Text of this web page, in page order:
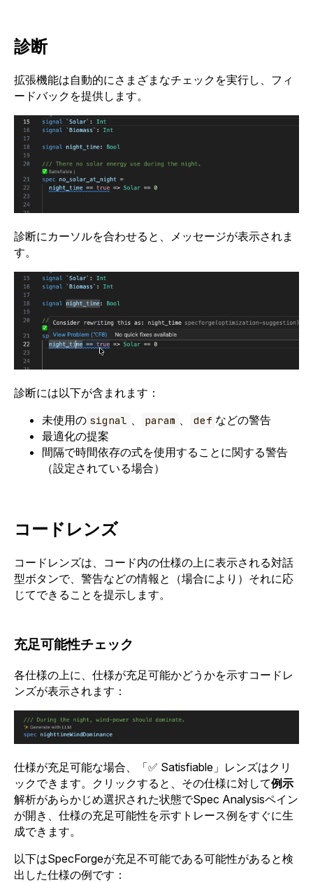
診断
拡張機能は自動的にさまざまなチェックを実行し、フィ
ードバックを提供します。
診断にカーソルを合わせると、メッセージが表示されま
す。
診断には以下が含まれます：
未使用の signal 、 param 、 def などの警告
最適化の提案
間隔で時間依存の式を使用することに関する警告
（設定されている場合）
コードレンズ
コードレンズは、コード内の仕様の上に表示される対話
型ボタンで、警告などの情報と（場合により）それに応
じてできることを提示します。
充足可能性チェック
各仕様の上に、仕様が充足可能かどうかを示すコードレ
ンズが表示されます：
仕様が充足可能な場合、「✅ Satisfiable」レンズはクリ
ックできます。クリックすると、その仕様に対して例示
解析があらかじめ選択された状態でSpec Analysisペイン
が開き、仕様の充足可能性を示すトレース例をすぐに生
成できます。
以下はSpecForgeが充足不可能である可能性があると検
出した仕様の例です：